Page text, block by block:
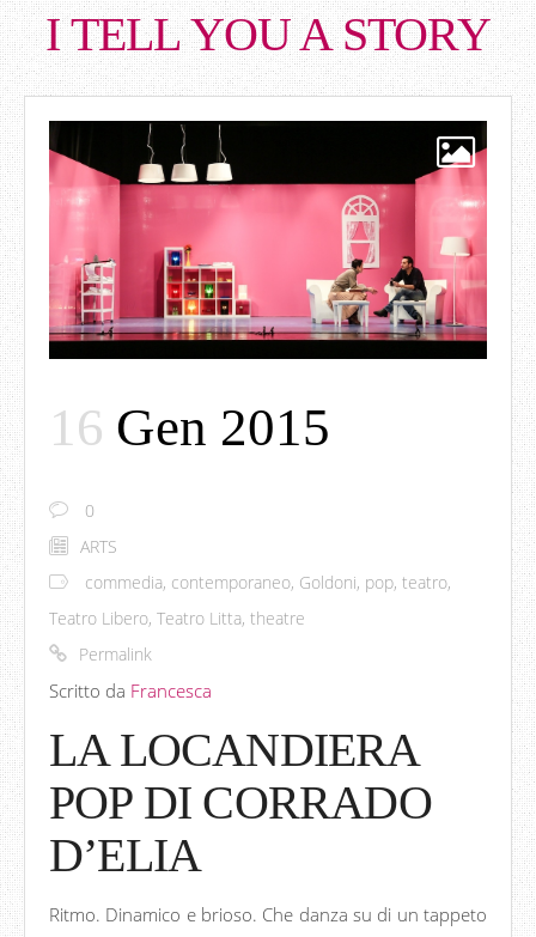
I TELL YOU A STORY
16 Gen 2015
0
ARTS
commedia, contemporaneo, Goldoni, pop, teatro,
Teatro Libero, Teatro Litta, theatre
Permalink
Scritto da Francesca
LA LOCANDIERA
POP DI CORRADO
D’ELIA
Ritmo. Dinamico e brioso. Che danza su di un tappeto